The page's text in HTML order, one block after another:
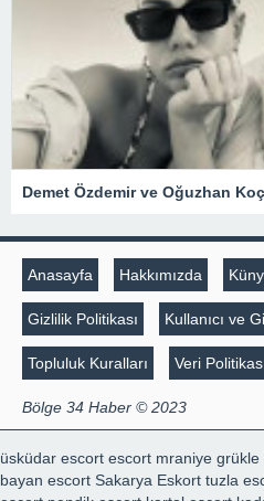
Anasayfa Hakkımızda
Gizlilik Politikası Kullanıcı ve
Topluluk Kuralları Veri
Bölge 34 Haber © 2023
üsküdar escort escort mraniye grükle
bayan escort Sakarya Eskort tuzla